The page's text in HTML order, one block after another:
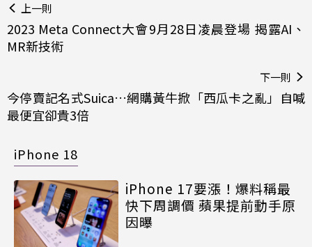
上一則
2023 Meta Connect大會9月28日凌晨登場 揭露AI、
MR新技術
下一則
今停賣記名式Suica…網購黃牛掀「西瓜卡之亂」自喊
最便宜卻貴3倍
iPhone 18
iPhone 17要漲！爆料稱最
快下周調價 蘋果提前動手原
因曝